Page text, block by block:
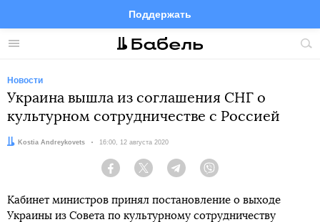
Меню
Поддержать
FacebookTelegramTwitter
Новости
Украина вышла из соглашения СНГ о
культурном сотрудничестве с Россией
Автор:Kostia Andreykovets Дата:
16:00, 12 августа 2020
Facebook Twitter Telegram
Кабинет министров принял постановление о выходе
Украины из Совета по культурному сотрудничеству